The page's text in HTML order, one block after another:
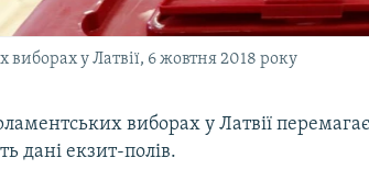
у Латвії, 6 жовтня 2018 року
виборах у Латвії
дані екзит-полів.